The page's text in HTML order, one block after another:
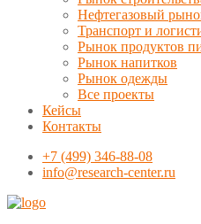
Нефтегазовый
Транспорт и
Рынок продуктов
Рынок напитков
Рынок одежды
Все проекты
Кейсы
Контакты
+7 (499) 346-88-08
info@research-center.ru